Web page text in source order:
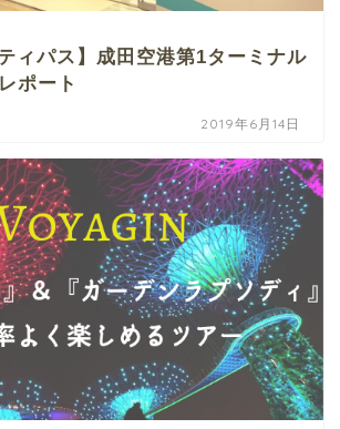
ィパス】成田空港第1ターミナル
ポート
2019年6月14日